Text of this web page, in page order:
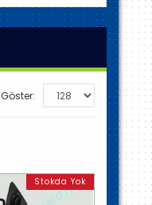
Göster:
Stokda Yok